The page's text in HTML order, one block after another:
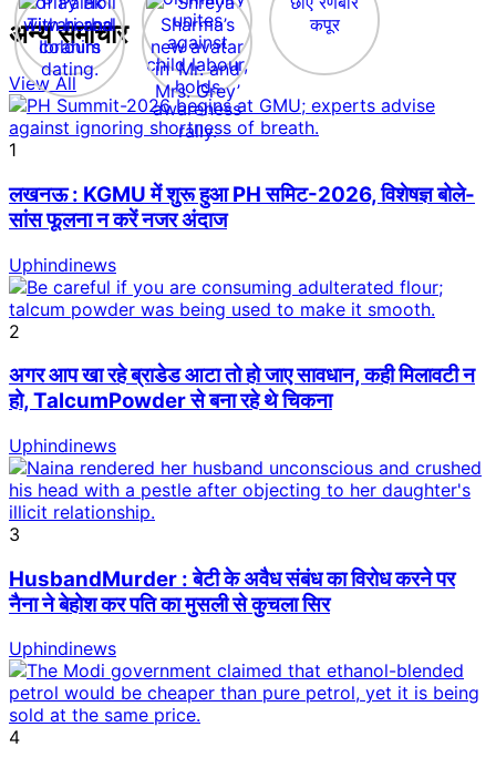
अन्य समाचार
View All
1
लखनऊ : KGMU में शुरू हुआ PH समिट-2026, विशेषज्ञ बोले-
सांस फूलना न करें नजर अंदाज
Uphindinews
2
अगर आप खा रहे ब्राडेड आटा तो हो जाए सावधान, कही मिलावटी न
हो, TalcumPowder से बना रहे थे चिकना
Uphindinews
3
HusbandMurder : बेटी के अवैध संबंध का विरोध करने पर
नैना ने बेहोश कर पति का मुसली से कुचला सिर
Uphindinews
4